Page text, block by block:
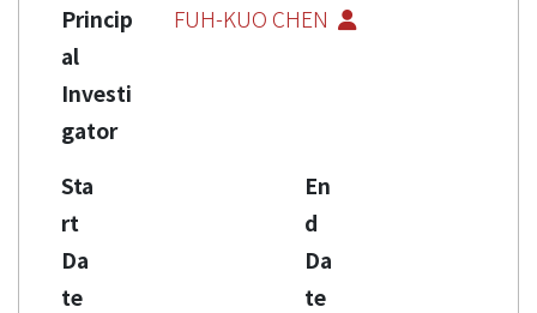
Princip
al
Investi
gator
FUH-KUO CHEN
Sta
rt
Da
te
En
d
Da
te